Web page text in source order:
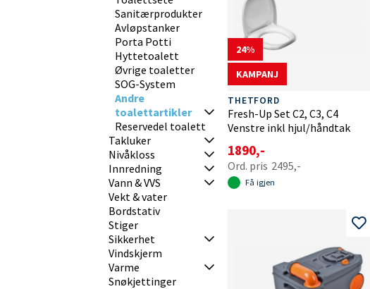
Sanitærprodukter
Avløpstanker
Porta Potti
Hyttetoalett
Øvrige toaletter
SOG-System
Andre
toalettartikler
Reservedel toalett
Takluker
Nivåkloss
Innredning
Vann & VVS
Vekt & vater
Bordstativ
Stiger
Sikkerhet
Vindskjerm
Varme
Snøkjettinger
24
KAMPANJ
THETFORD
Fresh-Up Set C2, C3, C4
Venstre inkl hjul/håndtak
1890,-
2495,-
Få igjen